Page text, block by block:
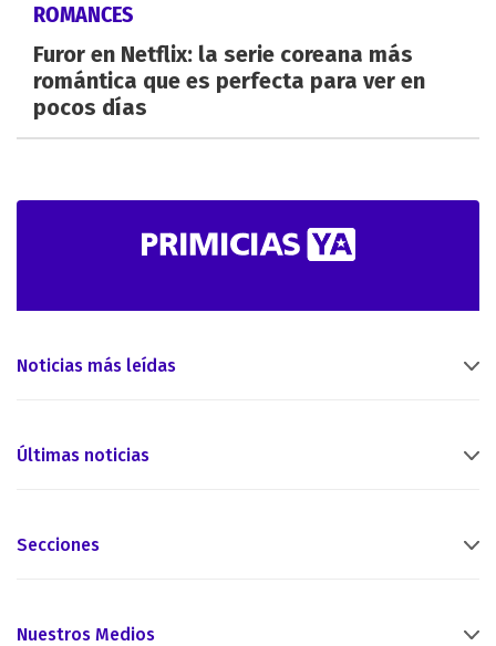
ROMANCES
Furor en Netflix: la serie coreana más
romántica que es perfecta para ver en
pocos días
Noticias más leídas
Últimas noticias
Secciones
Nuestros Medios